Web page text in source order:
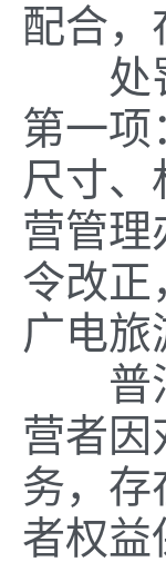
配合，
处
第一项
尺寸、
营管理
令改正
广电旅
普
营者因
务，存
者权益